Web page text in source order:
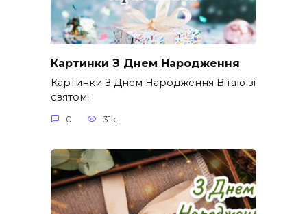
Картинки З Днем Народження
Картинки З Днем Народження Вітаю зі
святом!
0 31к.